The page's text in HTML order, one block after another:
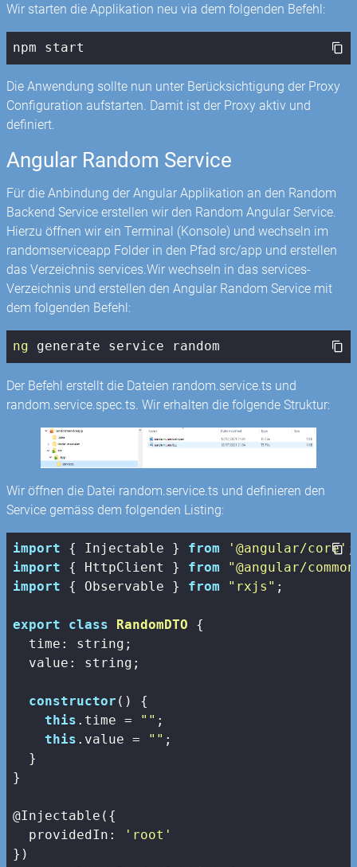
Wir starten die Applikation neu via dem folgenden Befehl:
npm start
Die Anwendung sollte nun unter Berücksichtigung der Proxy
Configuration aufstarten. Damit ist der Proxy aktiv und
definiert.
Angular Random Service
Für die Anbindung der Angular Applikation an den Random
Backend Service erstellen wir den Random Angular Service.
Hierzu öffnen wir ein Terminal (Konsole) und wechseln im
randomserviceapp Folder in den Pfad src/app und erstellen
das Verzeichnis services.Wir wechseln in das services-
Verzeichnis und erstellen den Angular Random Service mit
dem folgenden Befehl:
ng generate service random
Der Befehl erstellt die Dateien random.service.ts und
random.service.spec.ts. Wir erhalten die folgende Struktur:
Wir öffnen die Datei random.service.ts und definieren den
Service gemäss dem folgenden Listing:
import { Injectable } from '@angular/core'
import { HttpClient } from
"@angular/
import { Observable } from "rxjs" ;
export class RandomDTO
{
  time: string;
  value: string;
constructor () {
this .time = "" ;
this .value = "" ;
  }
}
@Injectable({
providedIn :
'root'